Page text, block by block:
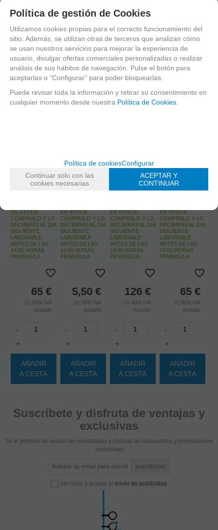
Clarinete Sib
Boehm Star
EN STOCK.
CÓMPRALO Y LO
RECIBIRÁS AL DIA
SIGUIENTE
LABORABLE
ANTES DE LAS
14:00 HORAS
PENINSULA
65 €
21.00% IVA
incluido
-
+
AÑADIR
A CESTA
Boehm
Instrumento
Negro 38,5 X
EN STOCK.
CÓMPRALO Y LO
RECIBIRÁS AL DIA
SIGUIENTE
LABORABLE
ANTES DE LAS
14:00 HORAS
PENINSULA
5,50 €
21.00% IVA
incluido
-
+
AÑADIR
A CESTA
Boquilla
Clarinete Sib
Gleichweit
BW Acadamy
EN STOCK.
CÓMPRALO Y LO
RECIBIRÁS AL DIA
SIGUIENTE
LABORABLE
ANTES DE LAS
14:00 HORAS
PENINSULA
126 €
21.00% IVA
incluido
-
+
AÑADIR
A CESTA
Estuche
Clarinete Sib
Boehm Star
Azul
EN STOCK.
CÓMPRALO Y LO
RECIBIRÁS AL DIA
SIGUIENTE
LABORABLE
ANTES DE LAS
14:00 HORAS
PENINSULA
65 €
21.00% IVA
incluido
-
+
AÑADIR
A CESTA
Suscríbete y disfruta de ventajas y
exclusivas
Sé el primero en recibir las novedades y disfruta de descuentos y promociones
exclusivas
He leído y acepto el envío de publicidad
Política de gestión de Cookies
Utilizamos cookies propias para el correcto funcionamiento del
sitio. Además, se utilizan otras de terceros que analizan cómo
se usan nuestros servicios para mejorar la experiencia de
usuario, divulgar ofertas comerciales personalizadas o realizar
análisis de sus hábitos de navegación. Pulse el botón para
aceptarlas o “Configurar” para poder bloquearlas.
Puede revisar toda la información y retirar su consentimiento en
cualquier momento desde nuestra Política de Cookies.
Política de cookiesConfigurar
Continuar solo con las
cookies necesarias
ACEPTAR Y
CONTINUAR